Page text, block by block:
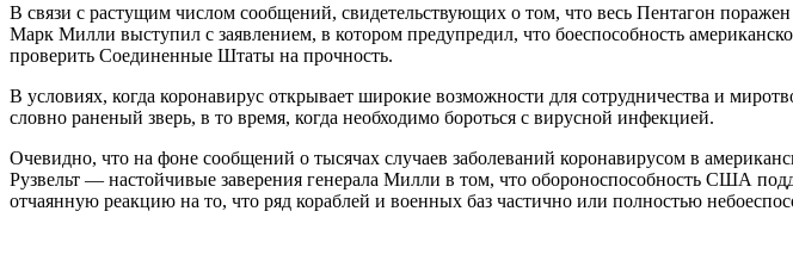
В связи с растущим числом сообщений, свидетельствующих о том, что весь Пентагон
Марк Милли выступил с заявлением, в котором предупредил, что боеспособность
проверить Соединенные Штаты на прочность.
В условиях, когда коронавирус открывает широкие возможности для сотрудничества и
словно раненый зверь, в то время, когда необходимо бороться с вирусной инфекцией.
Очевидно, что на фоне сообщений о тысячах случаев заболеваний коронавирусом в
Рузвельт — настойчивые заверения генерала Милли в том, что обороноспособность США
отчаянную реакцию на то, что ряд кораблей и военных баз частично или полностью